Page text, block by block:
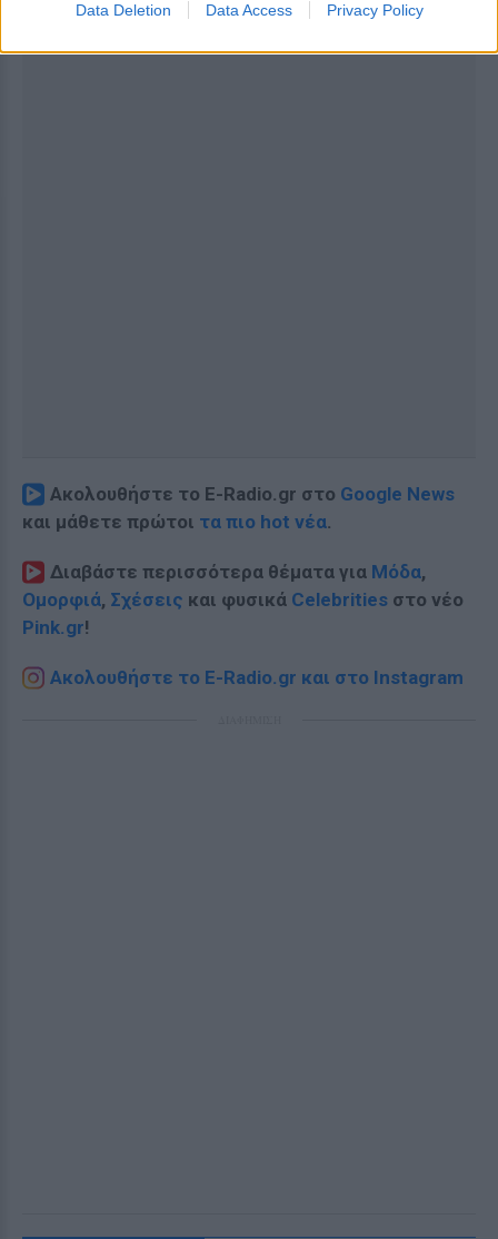
Data Deletion Data Access Privacy Policy
Ακολουθήστε το E-Radio.gr στο Google News
και μάθετε πρώτοι τα πιο hot νέα.
Διαβάστε περισσότερα θέματα για Μόδα,
Ομορφιά, Σχέσεις και φυσικά Celebrities στο νέο
Pink.gr!
Ακολουθήστε το E-Radio.gr και στο Instagram